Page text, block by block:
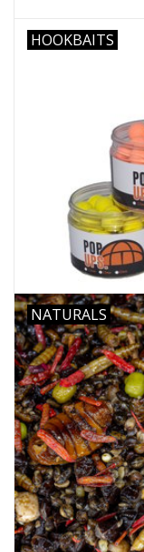
HOOKBAITS
NATURALS